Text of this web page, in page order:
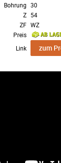
Bohrung 30
Z 54
ZF WZ
Preis
Link
zum